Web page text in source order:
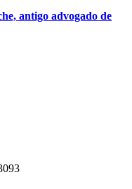
antigo advogado de